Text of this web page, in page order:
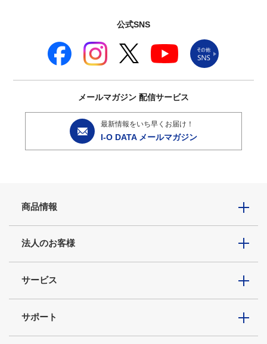
公式SNS
メールマガジン 配信サービス
最新情報をいち早くお届け！
I-O DATA メールマガジン
商品情報
法人のお客様
サービス
サポート